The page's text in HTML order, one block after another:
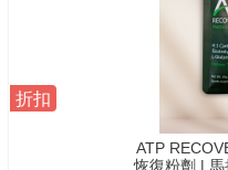
折扣
ATP
恢復粉劑 |